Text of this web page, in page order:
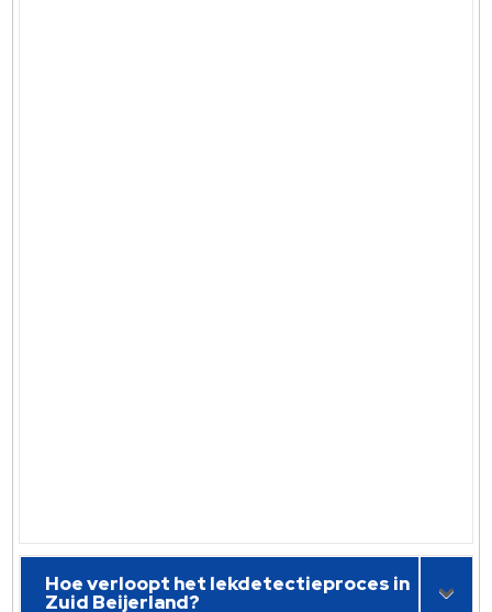
Hoe verloopt het lekdetectieproces in
Zuid Beijerland?